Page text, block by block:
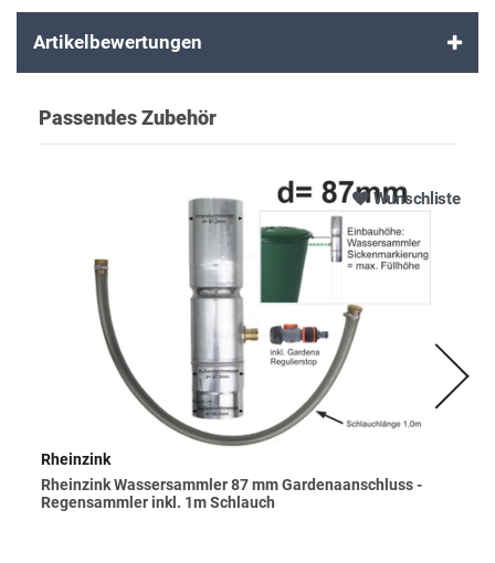
Artikelbewertungen
Passendes Zubehör
Wunschliste
Rheinzink
Rheinzink Wassersammler 87 mm Gardenaanschluss -
Regensammler inkl. 1m Schlauch